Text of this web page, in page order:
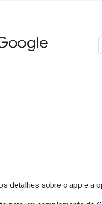
detalhes sobre o app e a